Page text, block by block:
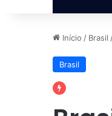
Início / Brasil
Brasil